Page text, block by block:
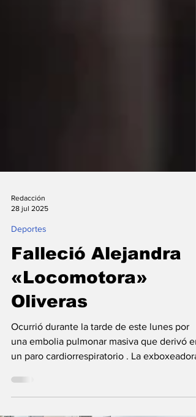
Redacción
28 jul 2025
Deportes
Falleció Alejandra
«Locomotora»
Oliveras
Ocurrió durante la tarde de este lunes por